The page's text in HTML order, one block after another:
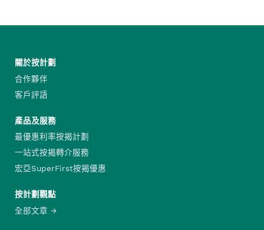
關於按計劃
合作夥伴
客戶評語
產品及服務
最優惠利率按揭計劃
一站式按揭轉介服務
宏亞SuperFirst按揭優惠
按計劃觀點
全部文章